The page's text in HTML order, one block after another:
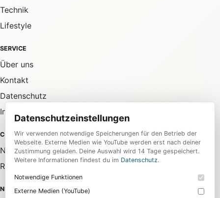
Technik
Lifestyle
SERVICE
Über uns
Kontakt
Datenschutz
Impressum
COMMUNITY
Newsletter
RSS-Feed
NEWSLETTER
Datenschutzeinstellungen
Wir verwenden notwendige Speicherungen für den Betrieb der
Webseite. Externe Medien wie YouTube werden erst nach deiner
Zustimmung geladen. Deine Auswahl wird 14 Tage gespeichert.
Weitere Informationen findest du im Datenschutz.
Notwendige Funktionen
Externe Medien (YouTube)